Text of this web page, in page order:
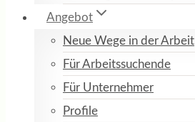
Angebot
Neue Wege in der Arbeit
Für Arbeitssuchende
Für Unternehmer
Profile